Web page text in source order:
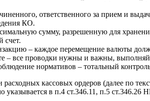
ответственного за прием и
КО.
сумму, разрешенную для
счет.
– каждое перемещение валюты
– все проводки нужны и важны,
нормативов – тотальный
кассовых ордеров (далее по
указывается в п.4 ст.346.11, п.5